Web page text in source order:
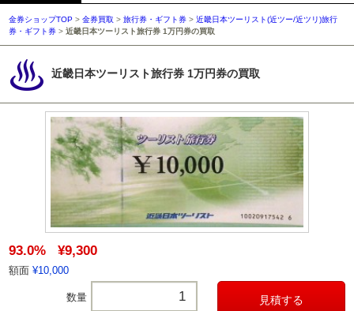
金券ショップTOP >金券買取 >旅行券・ギフト券 >近畿日本ツーリスト(近ツー/近ツリ)旅行
券・ギフト券 >近畿日本ツーリスト旅行券 1万円券の買取
近畿日本ツーリスト旅行券 1万円券の買取
93.0% ¥9,300
額面 ¥10,000
数量